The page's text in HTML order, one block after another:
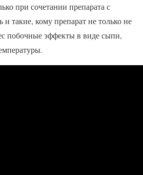
при сочетании препарата с
такие, кому препарат не только не
побочные эффекты в виде сыпи,